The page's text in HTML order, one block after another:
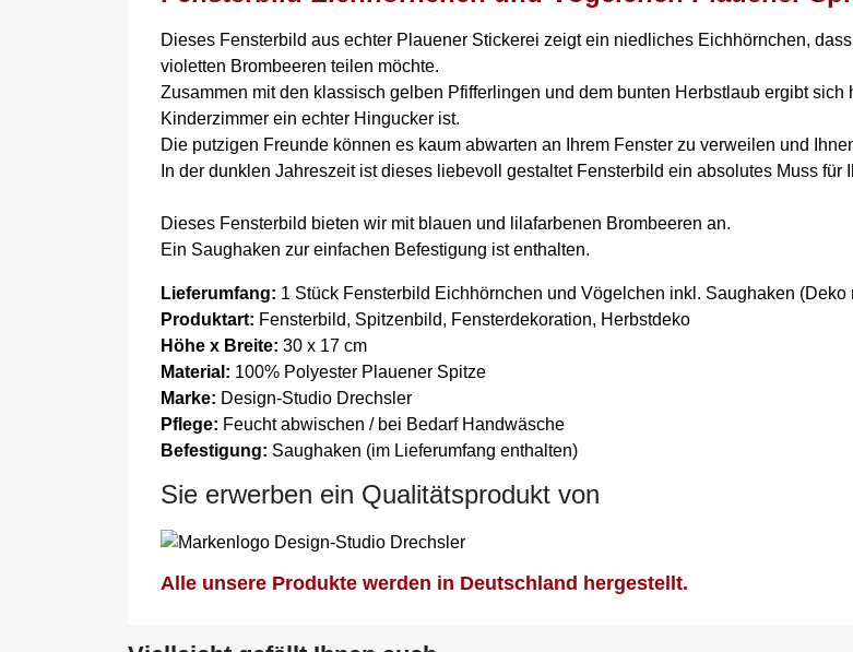
Dieses Fensterbild aus echter Plauener Stickerei zeigt ein niedliches Eichhörnchen,
violetten Brombeeren teilen möchte.
Zusammen mit den klassisch gelben Pfifferlingen und dem bunten Herbstlaub ergibt
Kinderzimmer ein echter Hingucker ist.
Die putzigen Freunde können es kaum abwarten an Ihrem Fenster zu verweilen und
In der dunklen Jahreszeit ist dieses liebevoll gestaltet Fensterbild ein absolutes Muss für
Dieses Fensterbild bieten wir mit blauen und lilafarbenen Brombeeren an.
Ein Saughaken zur einfachen Befestigung ist enthalten.
Lieferumfang: 1 Stück Fensterbild Eichhörnchen und Vögelchen inkl. Saughaken
Produktart: Fensterbild, Spitzenbild, Fensterdekoration, Herbstdeko
Höhe x Breite: 30 x 17 cm
Material: 100% Polyester Plauener Spitze
Marke: Design-Studio Drechsler
Pflege: Feucht abwischen / bei Bedarf Handwäsche
Befestigung: Saughaken (im Lieferumfang enthalten)
Sie erwerben ein Qualitätsprodukt von
Alle unsere Produkte werden in Deutschland hergestellt.